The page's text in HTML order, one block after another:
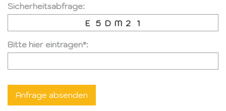
Sicherheitsabfrage:
M
1
E 5 2
D
Bitte hier eintragen*: